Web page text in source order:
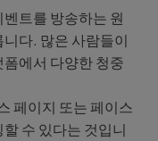
트를 방송하는 원
다. 많은 사람들이
에서 다양한 청중
페이지 또는 페이스
수 있다는 것입니